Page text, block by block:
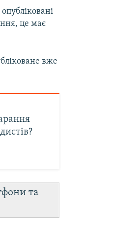
це має
вже
та